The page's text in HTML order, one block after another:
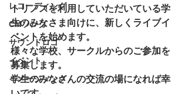
レコーディング
CMソング
サウンドロゴ
イベント
イメージソング
トリノスを利用していただいている学
生のみなさま向けに、新しくライブイ
ベントを始めます。
様々な学校、サークルからのご参加を
募集します。
学生のみなさんの交流の場になれば幸